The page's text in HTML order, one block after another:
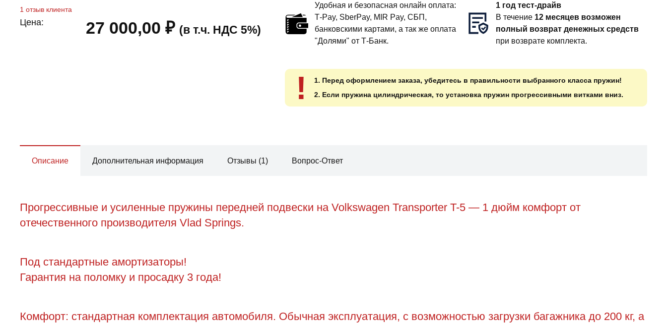
1 отзыв клиента
Цена: 27 000,00₽ (в т.ч. НДС 5%)
Удобная и безопасная онлайн оплата:
T‑Pay, SberPay, MIR Pay, СБП,
банковскими картами, а так же оплата
"Долями" от Т-Банк.
1 год тест-драйв
В течение 12 месяцев возможен
полный возврат денежных средств
при возврате комплекта.
!
1. Перед оформлением заказа, убедитесь в правильности выбранного класса пружин!
2. Если пружина цилиндрическая, то установка пружин прогрессивными витками вниз.
Описание Дополнительная информация Отзывы (1) Вопрос-Ответ
Прогрессивные и усиленные пружины передней подвески на Volkswagen Transporter T-5 — 1 дюйм комфорт от
отечественного производителя Vlad Springs.
Под стандартные амортизаторы!
Гарантия на поломку и просадку 3 года!
Комфорт: стандартная комплектация автомобиля. Обычная эксплуатация, с возможностью загрузки багажника до 200 кг, а